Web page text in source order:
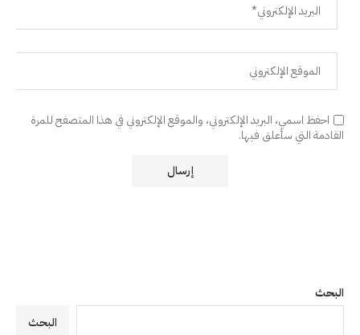
احفظ اسمي، البريد الإلكتروني، والموقع الإلكتروني في هذا المتصفح للمرة
القادمة التي سأعلق فيها.
البحث
البحث